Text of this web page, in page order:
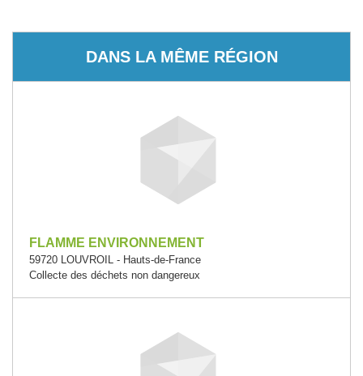
DANS LA MÊME RÉGION
FLAMME ENVIRONNEMENT
59720 LOUVROIL - Hauts-de-France
Collecte des déchets non dangereux